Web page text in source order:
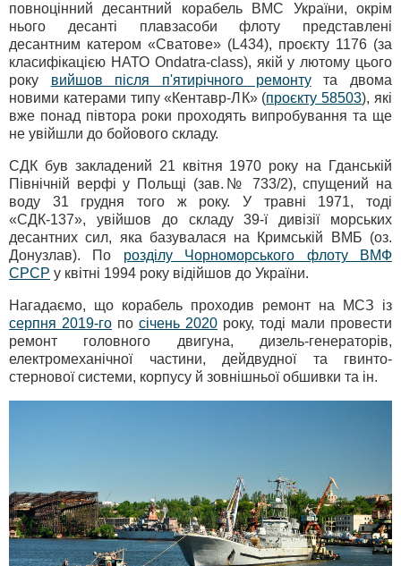
повноцінний десантний корабель ВМС України, окрім
нього десанті плавзасоби флоту представлені
десантним катером «Сватове» (L434), проєкту 1176 (за
класифікацією НАТО Ondatra-сlass), якій у лютому цього
року вийшов після п'ятирічного ремонтута двома
новими катерами типу «Кентавр-ЛК» (проєкту 58503), які
вже понад півтора роки проходять випробування та ще
не увійшли до бойового складу.
СДК був закладений 21 квітня 1970 року на Гданській
Північній верфі у Польщі (зав.№ 733/2), спущений на
воду 31 грудня того ж року. У травні 1971, тоді
«СДК-137», увійшов до складу 39-ї дивізії морських
десантних сил, яка базувалася на Кримській ВМБ (оз.
Донузлав). По розділу Чорноморського флоту ВМФ
СРСР у квітні 1994 року відійшов до України.
Нагадаємо, що корабель проходив ремонт на МСЗ із
серпня 2019-го по січень 2020 року, тоді мали провести
ремонт головного двигуна, дизель-генераторів,
електромеханічної частини, дейдвудної та гвинто-
стернової системи, корпусу й зовнішньої обшивки та ін.